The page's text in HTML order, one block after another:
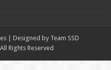
| Designed by Team SSD
Rights Reserved